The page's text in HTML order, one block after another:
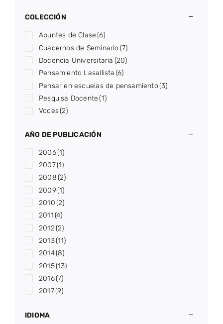
COLECCIÓN
Apuntes de Clase(6)
Cuadernos de Seminario (7)
Docencia Universitaria (20)
Pensamiento Lasallista (6)
Pensar en escuelas de pensamiento(3)
Pesquisa Docente(1)
Voces(2)
AÑO DE PUBLICACIÓN
2006(1)
2007(1)
2008(2)
2009(1)
2010(2)
2011(4)
2012(2)
2013(11)
2014(8)
2015(13)
2016(7)
2017(9)
2019
IDIOMA